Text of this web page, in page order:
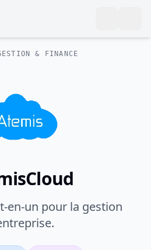
& FINANCE
en-un pour la gestion